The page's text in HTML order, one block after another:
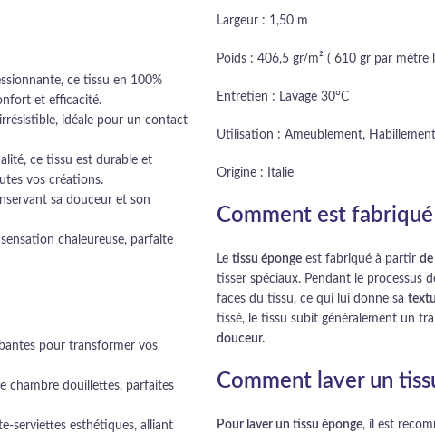
ce tissu en 100%
et efficacité.
idéale pour un contact
ce tissu est durable et
vos créations.
sa douceur et son
chaleureuse, parfaite
pour transformer vos
chambre douillettes, parfaites
serviettes esthétiques, alliant
Largeur : 1,50 m
Poids : 406,5 gr/m² ( 610 gr par mètre
Entretien : Lavage 30°C
Utilisation : Ameublement, Habillement
Origine : Italie
Comment est
Le tissu éponge est fabriqué à partir
tisser spéciaux. Pendant le processus
faces du tissu, ce qui lui donne sa
tissé, le tissu subit généralement un
douceur.
Comment laver un
Pour laver un tissu éponge, il est